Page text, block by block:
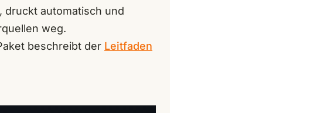
druckt automatisch und
weg.
beschreibt der Leitfaden